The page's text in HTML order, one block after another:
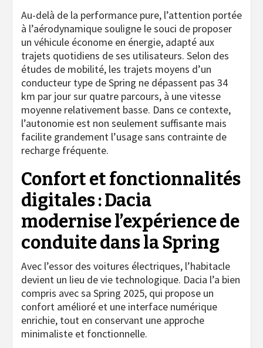
Au-delà de la performance pure, l’attention portée
à l’aérodynamique souligne le souci de proposer
un véhicule économe en énergie, adapté aux
trajets quotidiens de ses utilisateurs. Selon des
études de mobilité, les trajets moyens d’un
conducteur type de Spring ne dépassent pas 34
km par jour sur quatre parcours, à une vitesse
moyenne relativement basse. Dans ce contexte,
l’autonomie est non seulement suffisante mais
facilite grandement l’usage sans contrainte de
recharge fréquente.
Confort et fonctionnalités
digitales : Dacia
modernise l’expérience de
conduite dans la Spring
Avec l’essor des voitures électriques, l’habitacle
devient un lieu de vie technologique. Dacia l’a bien
compris avec sa Spring 2025, qui propose un
confort amélioré et une interface numérique
enrichie, tout en conservant une approche
minimaliste et fonctionnelle.